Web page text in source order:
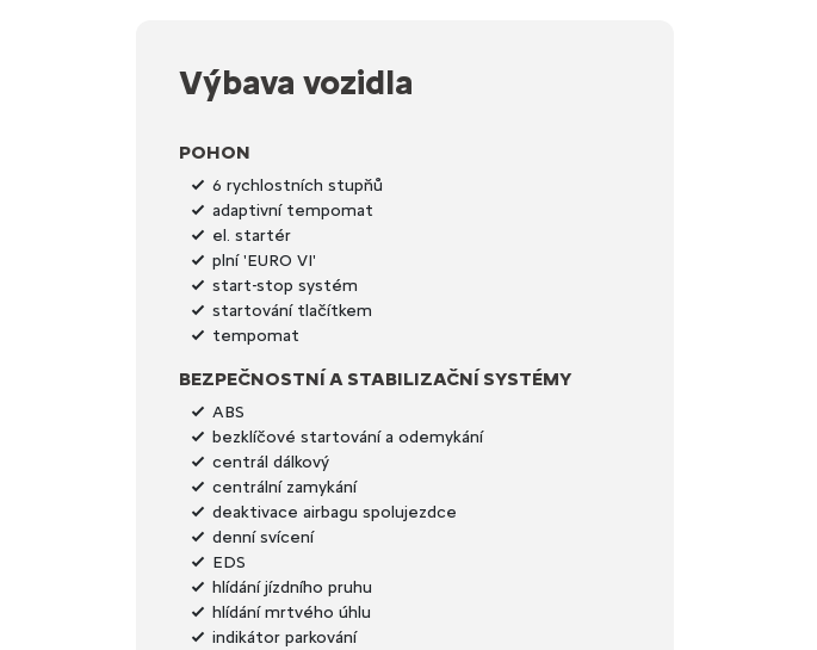
Výbava vozidla
POHON
6 rychlostních stupňů
adaptivní tempomat
el. startér
plní 'EURO VI'
start-stop systém
startování tlačítkem
tempomat
BEZPEČNOSTNÍ A STABILIZAČNÍ SYSTÉMY
ABS
bezklíčové startování a odemykání
centrál dálkový
centrální zamykání
deaktivace airbagu spolujezdce
denní svícení
EDS
hlídání jízdního pruhu
hlídání mrtvého úhlu
indikátor parkování